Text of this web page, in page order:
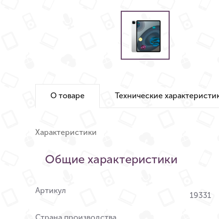
О товаре Технические
Характеристики
Общие характеристики
Артикул
19331
Страна производства